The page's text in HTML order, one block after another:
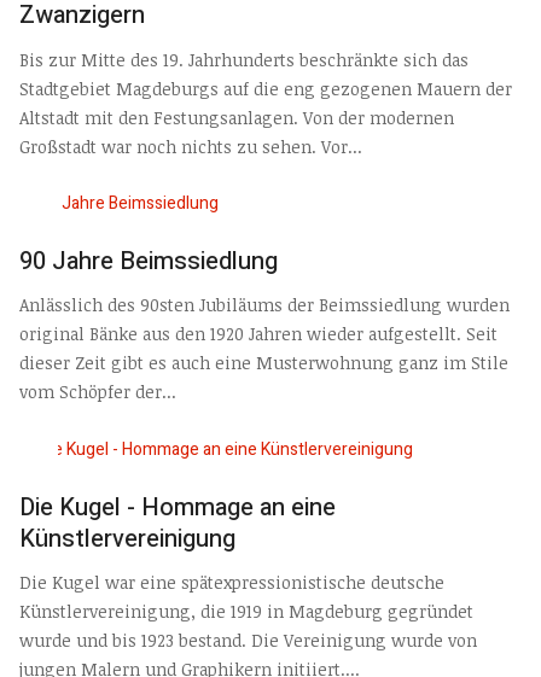
Zwanzigern
Bis zur Mitte des 19. Jahrhunderts beschränkte sich das
Stadtgebiet Magdeburgs auf die eng gezogenen Mauern der
Altstadt mit den Festungsanlagen. Von der modernen
Großstadt war noch nichts zu sehen. Vor...
90 Jahre Beimssiedlung
Anlässlich des 90sten Jubiläums der Beimssiedlung wurden
original Bänke aus den 1920 Jahren wieder aufgestellt. Seit
dieser Zeit gibt es auch eine Musterwohnung ganz im Stile
vom Schöpfer der...
Die Kugel - Hommage an eine
Künstlervereinigung
Die Kugel war eine spätexpressionistische deutsche
Künstlervereinigung, die 1919 in Magdeburg gegründet
wurde und bis 1923 bestand. Die Vereinigung wurde von
jungen Malern und Graphikern initiiert....